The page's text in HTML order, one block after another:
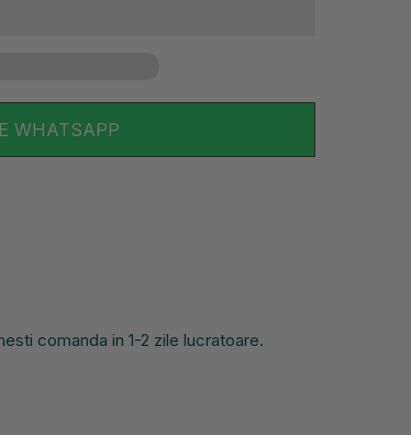
WHATSAPP
comanda in 1-2 zile lucratoare.